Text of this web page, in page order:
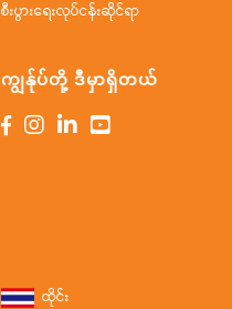
စီးပွားရေးလုပ်ငန်းဆိုင်ရာ
ကျွန်ုပ်တို့ ဒီမှာရှိတယ်
ထိုင်း